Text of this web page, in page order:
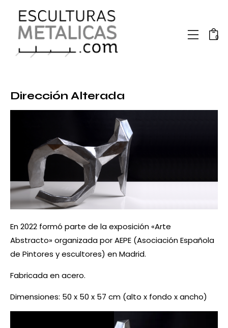
0
Dirección Alterada
En 2022 formó parte de laexposición «Arte
Abstracto»organizada por AEPE (Asociación Española
de Pintores y escultores) en Madrid.
Fabricada en acero.
Dimensiones: 50 x 50 x 57 cm (alto x fondo x ancho)